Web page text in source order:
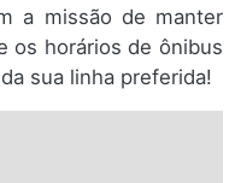
a missão de manter
os horários de ônibus
sua linha preferida!